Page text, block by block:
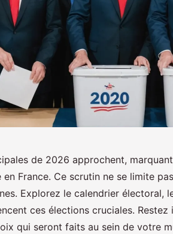
de 2026 approchent,
France. Ce scrutin ne se limite
Explorez le calendrier électoral,
ces élections cruciales.
qui seront faits au sein de votre